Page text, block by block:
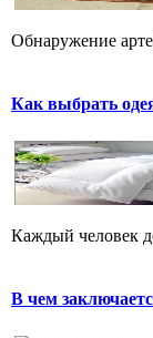
Обнаружение
Как выбрать
Каждый человек
В чем